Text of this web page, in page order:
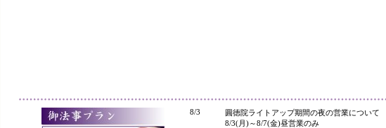
8/3
圓徳院ライトアップ期間の夜の営業について
8/3(月)～8/7(金)昼営業のみ